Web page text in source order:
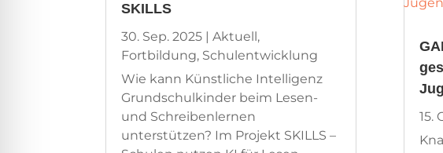
SKILLS
30. Sep. 2025 |Aktuell,
Fortbildung, Schulentwicklung
Wie kann Künstliche Intelligenz
Grundschulkinder beim Lesen-
und Schreibenlernen
unterstützen? Im Projekt SKILLS –
15.